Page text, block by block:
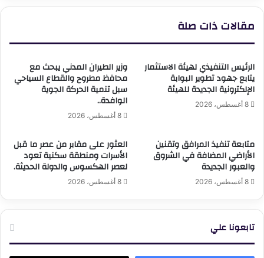
مقالات ذات صلة
الرئيس التنفيذي لهيئة الاستثمار
يتابع جهود تطوير البوابة
الإلكترونية الجديدة للهيئة
8 أغسطس، 2026
وزير الطيران المدني يبحث مع
محافظ مطروح والقطاع السياحي
سبل تنمية الحركة الجوية
الوافدة..
8 أغسطس، 2026
متابعة تنفيذ المرافق وتقنين
الأراضي المضافة في الشروق
والعبور الجديدة
8 أغسطس، 2026
العثور على مقابر من عصر ما قبل
الأسرات ومنطقة سكنية تعود
لعصر الهكسوس والدولة الحديثة.
8 أغسطس، 2026
تابعونا علي